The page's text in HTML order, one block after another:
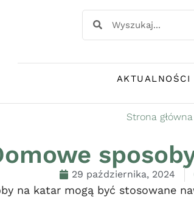
AKTUALNOŚCI
Strona główna
29 października, 2024
na katar mogą być stosowane